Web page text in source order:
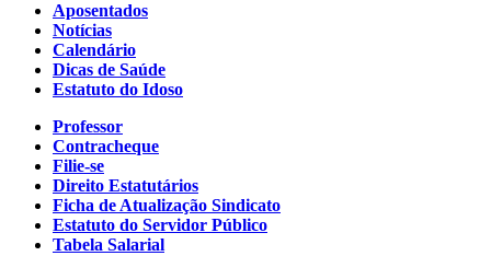
Aposentados
Notícias
Calendário
Dicas de Saúde
Estatuto do Idoso
Professor
Contracheque
Filie-se
Direito Estatutários
Ficha de Atualização Sindicato
Estatuto do Servidor Público
Tabela Salarial